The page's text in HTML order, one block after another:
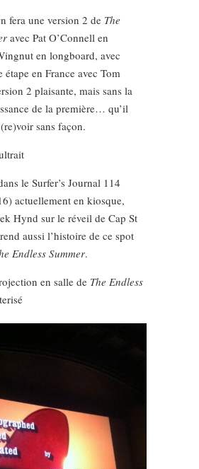
fera une version 2 de The
avec Pat O’Connell en
en longboard, avec
étape en France avec Tom
2 plaisante, mais sans la
de la première… qu’il
sans façon.
le Surfer’s Journal 114
actuellement en kiosque,
Hynd sur le réveil de Cap St
aussi l’histoire de ce spot
Endless Summer.
en salle de The Endless